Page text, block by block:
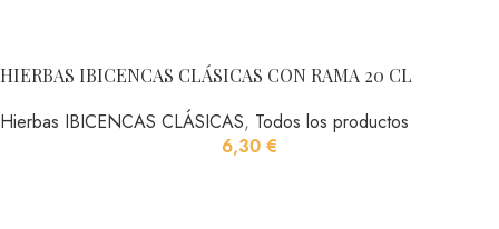
HIERBAS IBICENCAS CLÁSICAS CON RAMA 20 CL
Hierbas IBICENCAS CLÁSICAS, Todos los productos
6,30 €